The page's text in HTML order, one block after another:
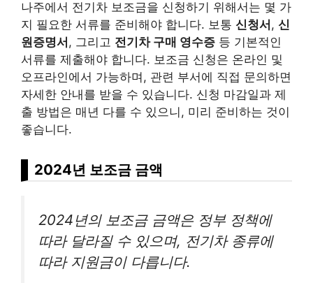
나주에서 전기차 보조금을 신청하기 위해서는 몇 가
지 필요한 서류를 준비해야 합니다. 보통 신청서 , 신
원증명서 , 그리고 전기차 구매 영수증 등 기본적인
서류를 제출해야 합니다. 보조금 신청은 온라인 및
오프라인에서 가능하며, 관련 부서에 직접 문의하면
자세한 안내를 받을 수 있습니다. 신청 마감일과 제
출 방법은 매년 다를 수 있으니, 미리 준비하는 것이
좋습니다.
2024년 보조금 금액
2024년의 보조금 금액은 정부 정책에
따라 달라질 수 있으며, 전기차 종류에
따라 지원금이 다릅니다.